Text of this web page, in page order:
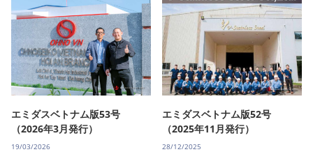
エミダスベトナム版53号
（2026年3月発行）
19/03/2026
エミダスベトナム版52号
（2025年11月発行）
28/12/2025